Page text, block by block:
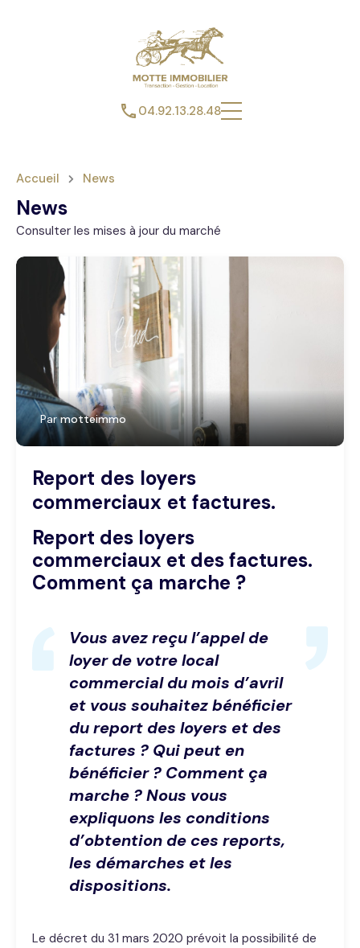
04.92.13.28.48
Accueil News
News
Consulter les mises à jour du marché
Par motteimmo
Report des loyers
commerciaux et factures.
Report des loyers
commerciaux et des factures.
Comment ça marche ?
Vous avez reçu l’appel de
loyer de votre local
commercial du mois d’avril
et vous souhaitez bénéficier
du report des loyers et des
factures ? Qui peut en
bénéficier ? Comment ça
marche ? Nous vous
expliquons les conditions
d’obtention de ces reports,
les démarches et les
dispositions.
Le décret du 31 mars 2020 prévoit la possibilité de